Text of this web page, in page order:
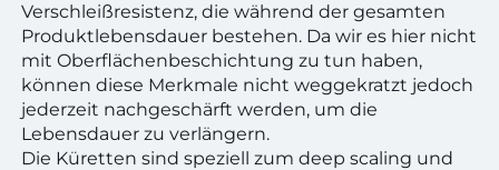
Verschleißresistenz, die während der gesamten
Produktlebensdauer bestehen. Da wir es hier nicht
mit Oberflächenbeschichtung zu tun haben,
können diese Merkmale nicht weggekratzt jedoch
jederzeit nachgeschärft werden, um die
Lebensdauer zu verlängern.
Die Küretten sind speziell zum deep scaling und